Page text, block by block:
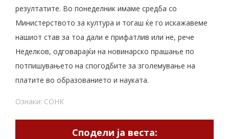
резултатите. Во понеделник имаме средба со
Министерството за култура и тогаш ќе го искажавеме
нашиот став за тоа дали е прифатлив или не, рече
Неделков, одговарајќи на новинарско прашање по
потпишувањето на спогодбите за зголемување на
платите во образованието и науката.
Ознаки: СОНК
Сподели ја веста: